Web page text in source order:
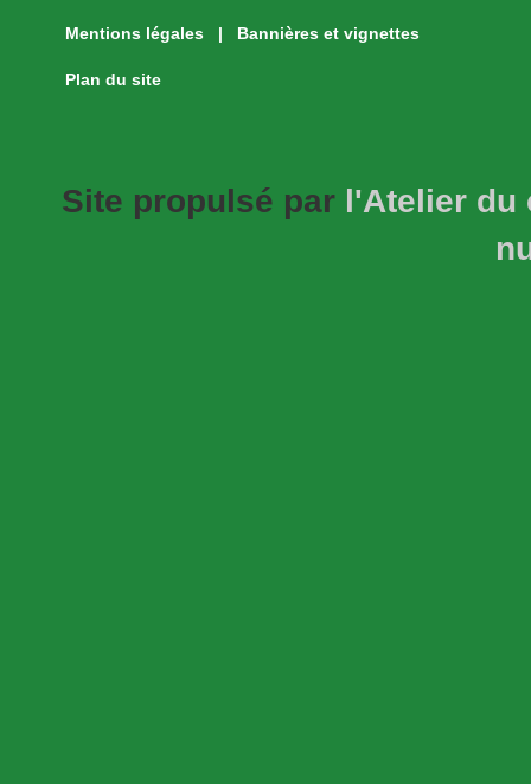
Mentions légales Bannières et vignettes
Plan du site
Site propulsé par l'Atelier du